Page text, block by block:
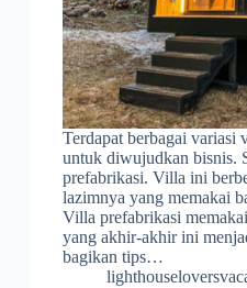
Terdapat berbagai variasi
untuk diwujudkan bisnis.
prefabrikasi. Villa ini
lazimnya yang memakai
Villa prefabrikasi
yang akhir-akhir ini
bagikan tips…